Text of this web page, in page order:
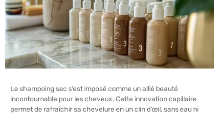
Le shampoing sec s’est imposé comme un allié beauté
incontournable pour les cheveux. Cette innovation capillaire
permet de rafraîchir sa chevelure en un clin d’œil, sans eau ni